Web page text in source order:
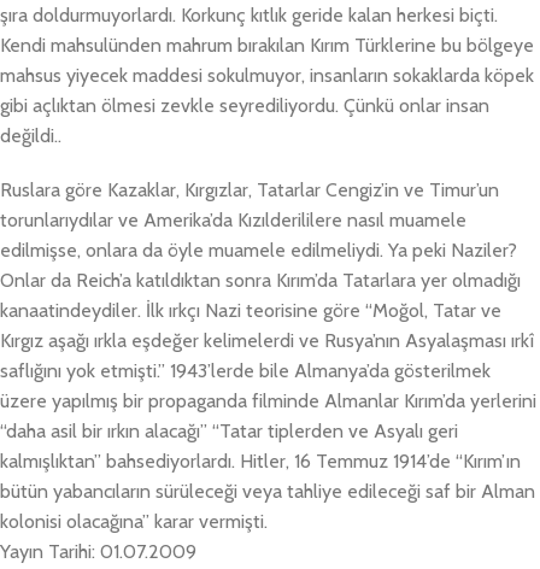
şıra doldurmuyorlardı. Korkunç kıtlık geride kalan herkesi biçti.
Kendi mahsulünden mahrum bırakılan Kırım Türklerine bu bölgeye
mahsus yiyecek maddesi sokulmuyor, insanların sokaklarda köpek
gibi açlıktan ölmesi zevkle seyrediliyordu. Çünkü onlar insan
değildi..
Ruslara göre Kazaklar, Kırgızlar, Tatarlar Cengiz’in ve Timur’un
torunlarıydılar ve Amerika’da Kızılderililere nasıl muamele
edilmişse, onlara da öyle muamele edilmeliydi. Ya peki Naziler?
Onlar da Reich’a katıldıktan sonra Kırım’da Tatarlara yer olmadığı
kanaatindeydiler. İlk ırkçı Nazi teorisine göre “Moğol, Tatar ve
Kırgız aşağı ırkla eşdeğer kelimelerdi ve Rusya’nın Asyalaşması ırkî
saflığını yok etmişti.” 1943’lerde bile Almanya’da gösterilmek
üzere yapılmış bir propaganda filminde Almanlar Kırım’da yerlerini
“daha asil bir ırkın alacağı” “Tatar tiplerden ve Asyalı geri
kalmışlıktan” bahsediyorlardı. Hitler, 16 Temmuz 1914’de “Kırım’ın
bütün yabancıların sürüleceği veya tahliye edileceği saf bir Alman
kolonisi olacağına” karar vermişti.
Yayın Tarihi: 01.07.2009